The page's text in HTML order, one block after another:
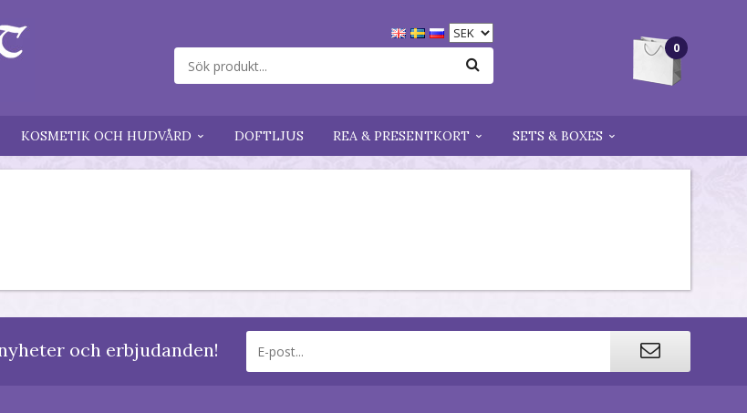
0
KOSMETIK OCH HUDVÅRD DOFTLJUS REA & PRESENTKORT SETS & BOXES
och erbjudanden!